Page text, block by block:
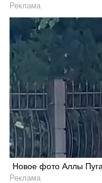
Реклама
Новое фото Аллы
Реклама